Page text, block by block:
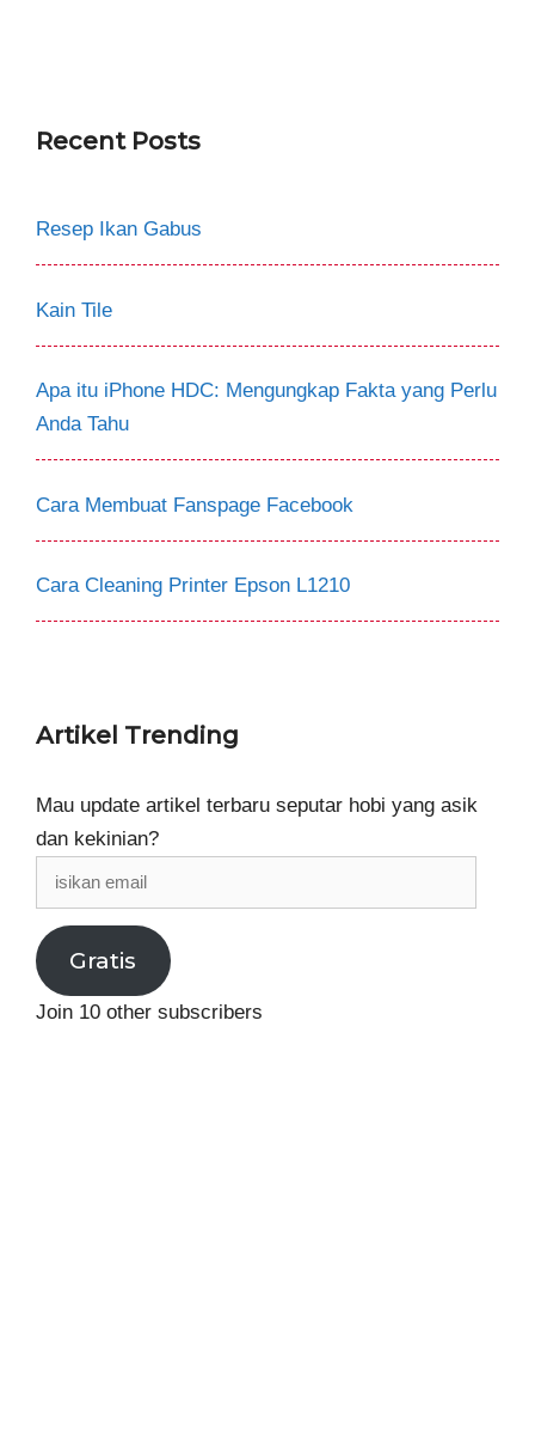
Recent Posts
Resep Ikan Gabus
Kain Tile
Apa itu iPhone HDC: Mengungkap Fakta yang Perlu
Anda Tahu
Cara Membuat Fanspage Facebook
Cara Cleaning Printer Epson L1210
Artikel Trending
Mau update artikel terbaru seputar hobi yang asik
dan kekinian?
isikan
email
Gratis
Join 10 other subscribers